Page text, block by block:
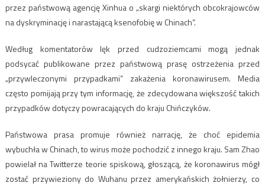
przez państwową agencję Xinhua o „skargi niektórych obcokrajowców
na dyskryminację i narastającą ksenofobię w Chinach”.
Według komentatorów lęk przed cudzoziemcami mogą jednak
podsycać publikowane przez państwową prasę ostrzeżenia przed
„przywleczonymi przypadkami” zakażenia koronawirusem. Media
często pomijają przy tym informację, że zdecydowana większość takich
przypadków dotyczy powracających do kraju Chińczyków.
Państwowa prasa promuje również narrację, że choć epidemia
wybuchła w Chinach, to wirus może pochodzić z innego kraju. Sam Zhao
powielał na Twitterze teorie spiskową, głoszącą, że koronawirus mógł
zostać przywieziony do Wuhanu przez amerykańskich żołnierzy, co